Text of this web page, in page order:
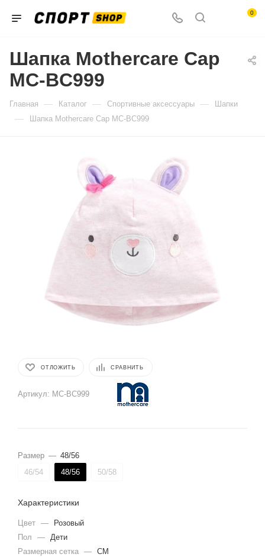
0
Шапка Mothercare Cap
MC-BC999
Главная — Каталог — Спортивные аксессуары — Шапки
— Шапка Mothercare Cap MC-BC999
ОТЛОЖИТЬ СРАВНИТЬ
Артикул: MC-BC999
Размер — 48/56
46/54
48/56 50/58
Характеристики
Цвет —
Розовый
Пол
— Дети
Размерная сетка — СМ